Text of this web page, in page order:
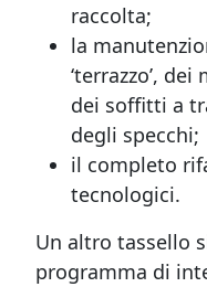
raccolta;
la
‘terrazzo’,
dei soffitti a
degli specchi;
il completo
tecnologici.
Un altro tassello
programma di